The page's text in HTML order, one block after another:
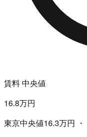
賃料 中央値
16.8万円
東京中央値16.3万円 ・